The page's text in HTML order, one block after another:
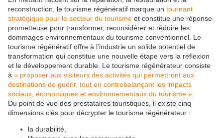
reconstruction, le tourisme régénératif marque un tournant
stratégique pour le secteur du tourisme et constitue une réponse
prometteuse pour transformer, reconsidérer et réduire les
dommages environnementaux du tourisme conventionnel. Le
tourisme régénératif offre à l’industrie un solide potentiel de
transformation qui constitue une nouvelle étape vers la réflexion
et le développement durable. Le tourisme régénérateur consiste
à « proposer aux visiteurs des activités qui permettront aux
destinations de guérir, tout en contrebalançant les impacts
sociaux, économiques et environnementaux du tourisme »
Du point de vue des prestataires touristiques, il existe cinq
dimensions clés pour décrypter le tourisme régénérateur :
la durabilité,